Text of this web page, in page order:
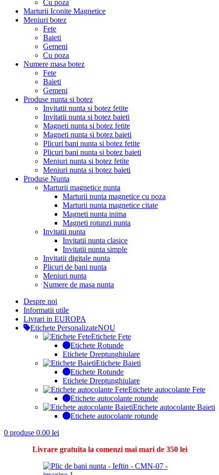
Cu poza
Marturii Iconite Magnetice
Meniuri botez
Fete
Baieti
Gemeni
Cu poza
Numere masa botez
Fete
Baieti
Gemeni
Produse nunta si botez
Invitatii nunta si botez fetite
Invitatii nunta si botez baieti
Magneti nunta si botez fetite
Magneti nunta si botez baieti
Plicuri bani nunta si botez fetite
Plicuri bani nunta si botez baieti
Meniuri nunta si botez fetite
Meniuri nunta si botez baieti
Produse Nunta
Marturii magnetice nunta
Marturii nunta magnetice cu poza
Marturii nunta magnetice citate
Magneti nunta inima
Magneti rotunzi nunta
Invitatii nunta
Invitatii nunta clasice
Invitatii nunta simple
Invitatii digitale nunta
Plicuri de bani nunta
Meniuri nunta
Numere de masa nunta
Despre noi
Informatii utile
Livrari in EUROPA
Etichete PersonalizateNOU
Etichete Fete
Etichete Rotunde
Etichete Dreptunghiulare
Etichete Baieti
Etichete Rotunde
Etichete Dreptunghiulare
Etichete autocolante Fete
Etichete autocolante rotunde
Etichete autocolante Baieti
Etichete autocolante rotunde
0 produse 0.00 lei
Livrare gratuita la comenzi mai mari de 350 lei